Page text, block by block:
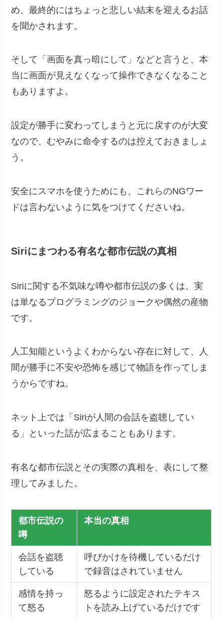
め、最終的にはちょっと悲しい結末を迎えるお話
を聞かされます。
そして「画面を真っ暗にして」などと言うと、本
当に画面が見えなくなって操作できなくなること
もありますよ。
設定が勝手に変わってしまうと元に戻すのが大変
なので、むやみに命令するのは控えておきましょ
う。
安全にスマホを使うためにも、これらのNGワー
ドは言わないように気をつけてくださいね。
Siriにまつわる有名な都市伝説の真相
Siriに関する不気味な噂や都市伝説の多くは、実
は単なるプログラミングのジョークや偶然の産物
です。
人工知能というよくわからない存在に対して、人
間が勝手に不安や恐怖を感じて物語を作ってしま
うからですね。
ネット上では「Siriが人間の会話を盗聴してい
る」といった話が広まることもあります。
有名な都市伝説とその実際の真相を、表にして整
理してみました。
都市伝説の
噂
本当の真相
会話を盗聴
している
呼びかけを待機しているだけ
で録音はされていません
感情を持っ
て怒る
怒るように設定されたテキス
トを読み上げているだけです